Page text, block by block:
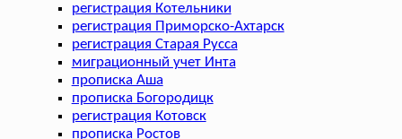
регистрация Котельники
регистрация Приморско-Ахтарск
регистрация Старая Русса
миграционный учет Инта
прописка Аша
прописка Богородицк
регистрация Котовск
прописка Ростов